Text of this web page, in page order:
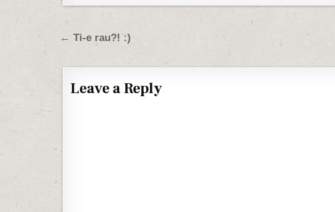
Post navigation
← Ti-e rau?! :)
Leave a Reply